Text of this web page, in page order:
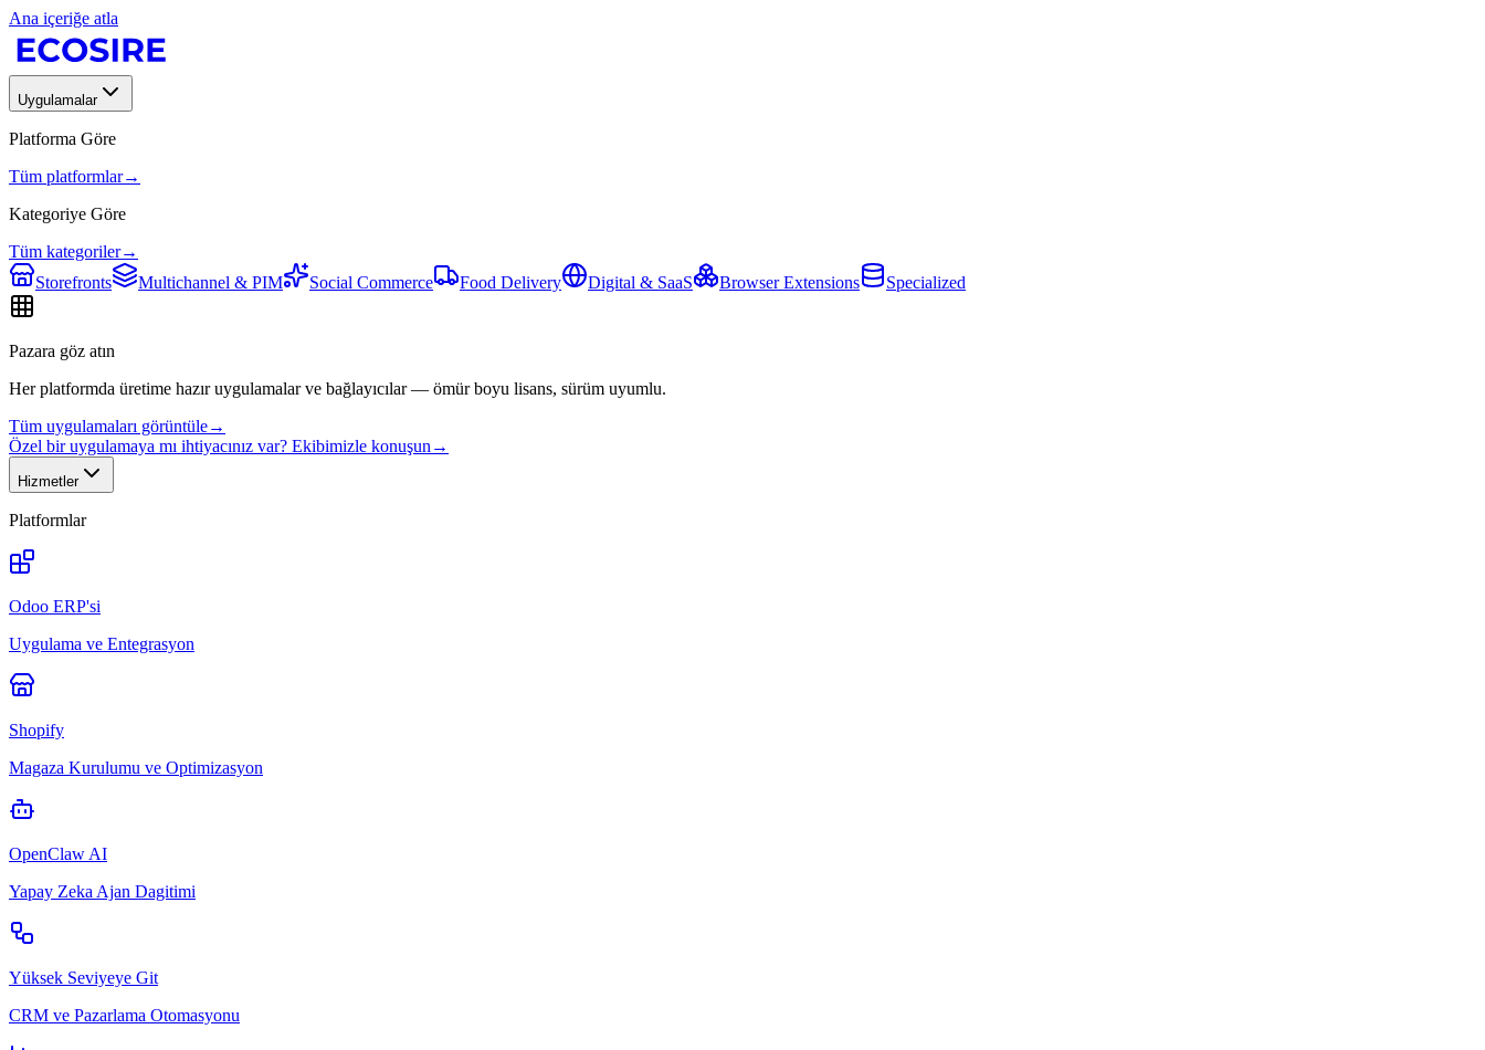
Ana içeriğe atla
Uygulamalar
Platforma Göre
Tüm platformlar→
Kategoriye Göre
Tüm kategoriler→
Storefronts
Multichannel & PIM Social Commerce Food Delivery Digital & SaaS Browser Extensions Specialized
Pazara göz atın
Her platformda üretime hazır uygulamalar ve bağlayıcılar — ömür boyu lisans, sürüm uyumlu.
Tüm uygulamaları görüntüle→
Özel bir uygulamaya mı ihtiyacınız var? Ekibimizle konuşun →
Hizmetler
Platformlar
Odoo ERP'si
Uygulama ve Entegrasyon
Shopify
Magaza Kurulumu ve Optimizasyon
OpenClaw AI
Yapay Zeka Ajan Dagitimi
Yüksek Seviyeye Git
CRM ve Pazarlama Otomasyonu